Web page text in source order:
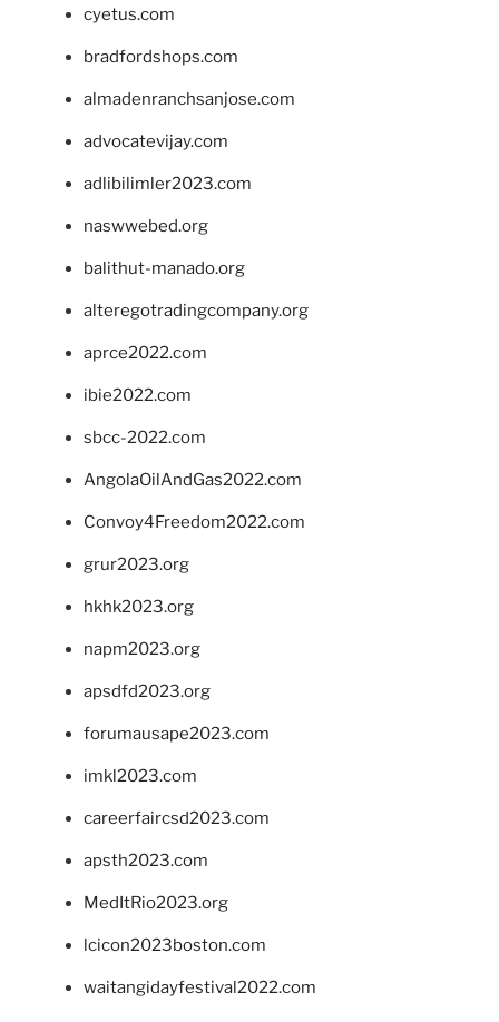
cyetus.com
bradfordshops.com
almadenranchsanjose.com
advocatevijay.com
adlibilimler2023.com
naswwebed.org
balithut-manado.org
alteregotradingcompany.org
aprce2022.com
ibie2022.com
sbcc-2022.com
AngolaOilAndGas2022.com
Convoy4Freedom2022.com
grur2023.org
hkhk2023.org
napm2023.org
apsdfd2023.org
forumausape2023.com
imkl2023.com
careerfaircsd2023.com
apsth2023.com
MedItRio2023.org
lcicon2023boston.com
waitangidayfestival2022.com